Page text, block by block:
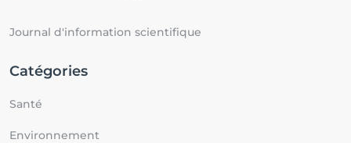
Journal d'information scientifique
Catégories
Santé
Environnement